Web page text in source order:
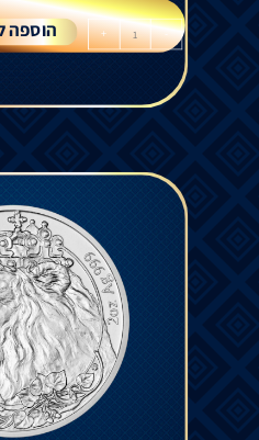
-
+ הוספה